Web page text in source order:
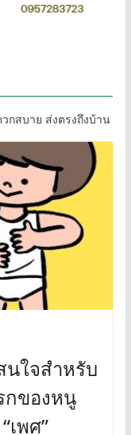
กสบาย ส่งตรงถึงบ้าน
ใจสำหรับ
ของหนู
เพศ”